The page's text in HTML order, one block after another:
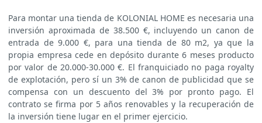
Para montar una tienda de KOLONIAL HOME es necesaria una
inversión aproximada de 38.500 €, incluyendo un canon de
entrada de 9.000 €, para una tienda de 80 m2, ya que la
propia empresa cede en depósito durante 6 meses producto
por valor de 20.000-30.000 €. El franquiciado no paga royalty
de explotación, pero sí un 3% de canon de publicidad que se
compensa con un descuento del 3% por pronto pago. El
contrato se firma por 5 años renovables y la recuperación de
la inversión tiene lugar en el primer ejercicio.